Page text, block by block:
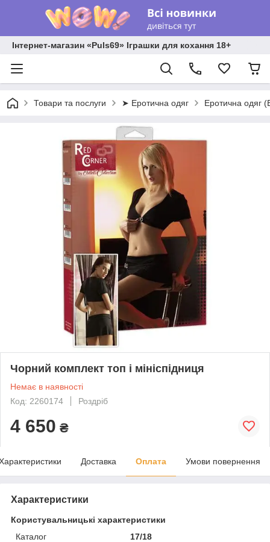
Інтернет-магазин «Puls69» Іграшки для кохання 18+
Товари та послуги ➤ Еротична одяг Еротична одяг
Чорний комплект топ і мініспідниця
Немає в наявності
Код: 2260174
Роздріб
4 650 ₴
Доставка Оплата Умови повернення
Характеристики
Користувальницькі характеристики
Каталог
17/18